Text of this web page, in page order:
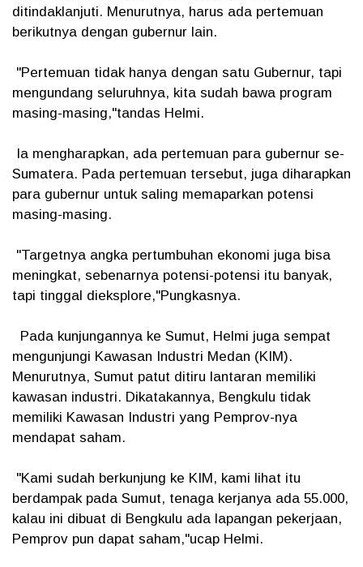
ditindaklanjuti. Menurutnya, harus ada pertemuan
berikutnya dengan gubernur lain.
"Pertemuan tidak hanya dengan satu Gubernur, tapi
mengundang seluruhnya, kita sudah bawa program
masing-masing,"tandas Helmi.
Ia mengharapkan, ada pertemuan para gubernur se-
Sumatera. Pada pertemuan tersebut, juga diharapkan
para gubernur untuk saling memaparkan potensi
masing-masing.
"Targetnya angka pertumbuhan ekonomi juga bisa
meningkat, sebenarnya potensi-potensi itu banyak,
tapi tinggal dieksplore,"Pungkasnya.
Pada kunjungannya ke Sumut, Helmi juga sempat
mengunjungi Kawasan Industri Medan (KIM).
Menurutnya, Sumut patut ditiru lantaran memiliki
kawasan industri. Dikatakannya, Bengkulu tidak
memiliki Kawasan Industri yang Pemprov-nya
mendapat saham.
"Kami sudah berkunjung ke KIM, kami lihat itu
berdampak pada Sumut, tenaga kerjanya ada 55.000,
kalau ini dibuat di Bengkulu ada lapangan pekerjaan,
Pemprov pun dapat saham,"ucap Helmi.